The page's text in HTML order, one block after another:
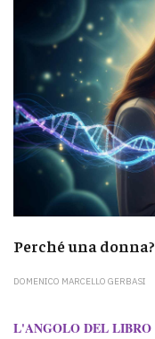
Perché una donna?
DOMENICO MARCELLO GERBASI
L'ANGOLO DEL LIBRO